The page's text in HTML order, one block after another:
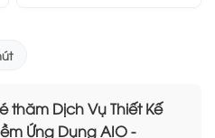
Dịch Vụ Thiết Kế
Ứng Dụng AIO -